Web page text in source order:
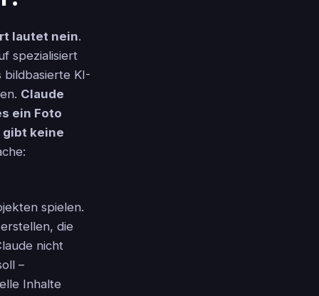
lautet nein.
spezialisiert
bildbasierte KI-
Claude
ein Foto
gibt keine
spielen.
die
nicht
–
Inhalte